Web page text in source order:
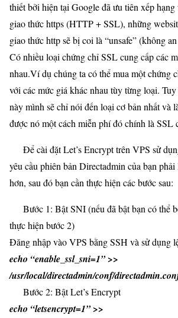
thiết bởi hiện tại Google đã ưu tiên xếp hạng
giao thức https (HTTP + SSL), những
giao thức http sẽ bị coi là “unsafe” (không
Có nhiều loại chứng chỉ SSL cung cấp các
nhau.Ví dụ chúng ta có thể mua một chứng
với các mức giá khác nhau tùy từng loại.
này mình sẽ chỉ nói đến loại cơ bản nhất và
được nó một cách miễn phí đó chính là SSL
Để cài đặt Let’s Encrypt trên VPS sử
yêu cầu phiên bản Directadmin của bạn
hơn, sau đó bạn cần thực hiện các bước sau:
Bước 1: Bật SNI (nếu đã bật bạn có thể
thực hiện bước 2)
Đăng nhập vào VPS bằng SSH và sử dụng
echo “enable_ssl_sni=1” >>
/usr/local/directadmin/conf/
Bước 2: Bật Let’s Encrypt
echo “letsencrypt=1” >>